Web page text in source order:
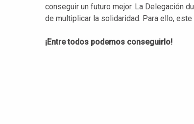
conseguir un futuro mejor. La Delegación
de multiplicar la solidaridad. Para ello,
¡Entre todos podemos conseguirlo!